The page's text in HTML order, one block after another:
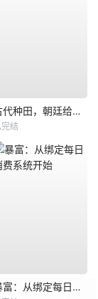
古代种田，朝廷给我发媳妇
完结
暴富：从绑定每日消费系统开始